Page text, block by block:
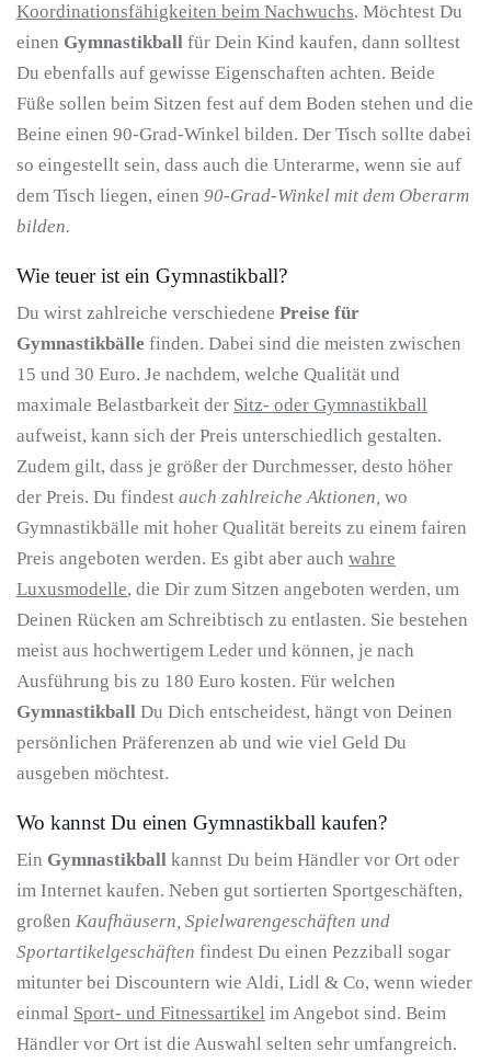
Koordinationsfähigkeiten beim Nachwuchs. Möchtest Du
einen Gymnastikball für Dein Kind kaufen, dann solltest
Du ebenfalls auf gewisse Eigenschaften achten. Beide
Füße sollen beim Sitzen fest auf dem Boden stehen und die
Beine einen 90-Grad-Winkel bilden. Der Tisch sollte dabei
so eingestellt sein, dass auch die Unterarme, wenn sie auf
dem Tisch liegen, einen 90-Grad-Winkel mit dem Oberarm
bilden.
Wie teuer ist ein Gymnastikball?
Du wirst zahlreiche verschiedene Preise für
Gymnastikbälle finden. Dabei sind die meisten zwischen
15 und 30 Euro. Je nachdem, welche Qualität und
maximale Belastbarkeit der Sitz- oder Gymnastikball
aufweist, kann sich der Preis unterschiedlich gestalten.
Zudem gilt, dass je größer der Durchmesser, desto höher
der Preis. Du findest auch zahlreiche Aktionen, wo
Gymnastikbälle mit hoher Qualität bereits zu einem fairen
Preis angeboten werden. Es gibt aber auch wahre
Luxusmodelle, die Dir zum Sitzen angeboten werden, um
Deinen Rücken am Schreibtisch zu entlasten. Sie bestehen
meist aus hochwertigem Leder und können, je nach
Ausführung bis zu 180 Euro kosten. Für welchen
Gymnastikball Du Dich entscheidest, hängt von Deinen
persönlichen Präferenzen ab und wie viel Geld Du
ausgeben möchtest.
Wo kannst Du einen Gymnastikball kaufen?
Ein Gymnastikball kannst Du beim Händler vor Ort oder
im Internet kaufen. Neben gut sortierten Sportgeschäften,
großen Kaufhäusern, Spielwarengeschäften und
Sportartikelgeschäften findest Du einen Pezziball sogar
mitunter bei Discountern wie Aldi, Lidl & Co, wenn wieder
einmal Sport- und Fitnessartikel im Angebot sind. Beim
Händler vor Ort ist die Auswahl selten sehr umfangreich.